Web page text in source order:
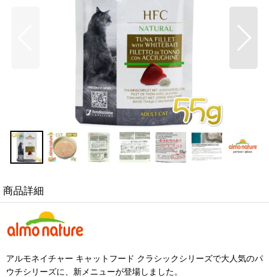
商品詳細
アルモネイチャー キャットフード クラシックシリーズで大人気のパ
ウチシリーズに、新メニューが登場しました。